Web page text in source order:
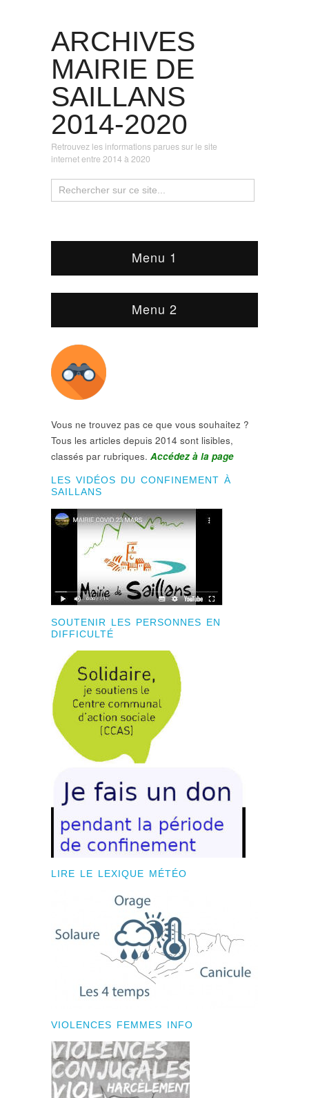
ARCHIVES
MAIRIE DE
SAILLANS
2014-2020
Retrouvez les informations parues sur le site
internet entre 2014 à 2020
Menu 1
Menu 2
Vous ne trouvez pas ce que vous souhaitez ?
Tous les articles depuis 2014 sont lisibles,
classés par rubriques. Accédez à la page
LES VIDÉOS DU CONFINEMENT À
SAILLANS
SOUTENIR LES PERSONNES EN
DIFFICULTÉ
LIRE LE LEXIQUE MÉTÉO
VIOLENCES FEMMES INFO